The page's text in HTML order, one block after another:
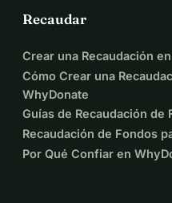
Recaudar
Crear una Recaudación
Cómo Crear una
WhyDonate
Guías de Recaudación de
Recaudación de Fondos
Por Qué Confiar en